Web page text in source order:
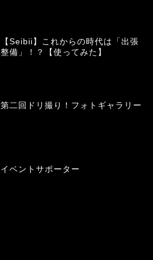
【Seibii】これからの時代は「出張
整備」！？【使ってみた】
第二回ドリ撮り！フォトギャラリー
イベントサポーター